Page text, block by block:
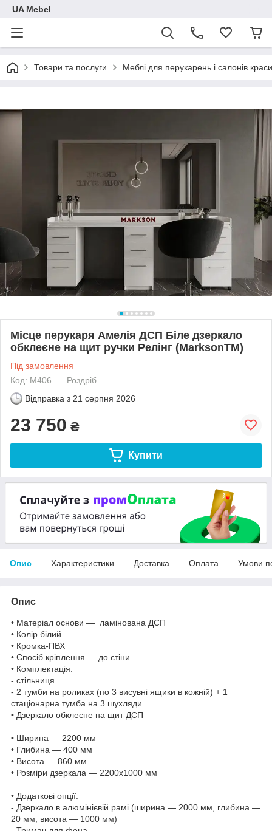
UA Mebel
Товари та послуги Меблі для перукарень і салонів краси
Місце перукаря Амелія ДСП Біле дзеркало
обклеєне на щит ручки Релінг (MarksonTM)
Під замовлення
Код: М406
Роздріб
Відправка з 21 серпня 2026
23 750 ₴
Купити
Опис Характеристики Доставка Оплата Умови
Опис
• Матеріал основи — ламінована ДСП
• Колір білий
• Кромка-ПВХ
• Спосіб кріплення — до стіни
• Комплектація:
- стільниця
- 2 тумби на роликах (по 3 висувні ящики в кожній) + 1
стаціонарна тумба на 3 шухляди
• Дзеркало обклеєне на щит ДСП
• Ширина — 2200 мм
• Глибина — 400 мм
• Висота — 860 мм
• Розміри дзеркала — 2200х1000 мм
• Додаткові опції:
- Дзеркало в алюмінієвій рамі (ширина — 2000 мм, глибина —
20 мм, висота — 1000 мм)